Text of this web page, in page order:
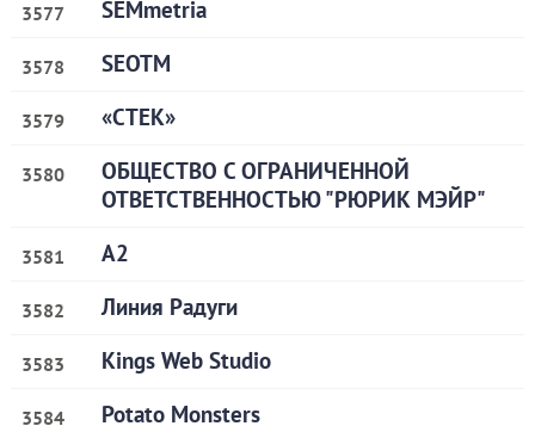
3577 SEMmetria
3578 SEOTM
3579 «СТЕК»
3580
ОБЩЕСТВО С ОГРАНИЧЕННОЙ
ОТВЕТСТВЕННОСТЬЮ "РЮРИК МЭЙР"
3581 A2
3582 Линия Радуги
3583 Kings Web Studio
3584 Potato Monsters